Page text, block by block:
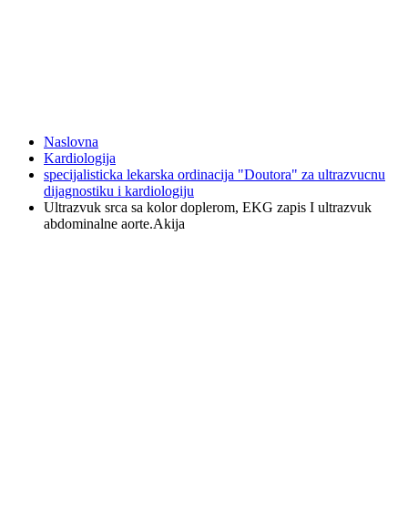
Naslovna
Kardiologija
specijalisticka lekarska ordinacija "Doutora" za ultrazvucnu
dijagnostiku i kardiologiju
Ultrazvuk srca sa kolor doplerom, EKG zapis I ultrazvuk
abdominalne aorte.Akija